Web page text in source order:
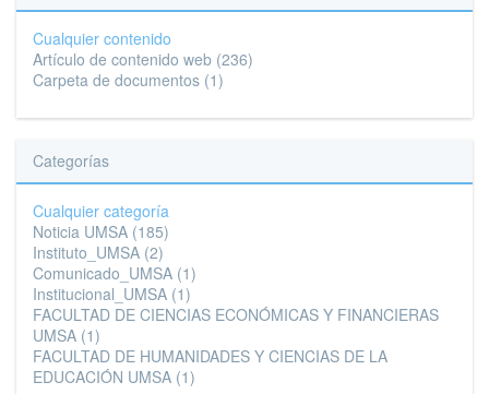
Cualquier contenido
Artículo de contenido web (236)
Carpeta de documentos (1)
Categorías
Cualquier categoría
Noticia UMSA (185)
Instituto_UMSA (2)
Comunicado_UMSA (1)
Institucional_UMSA (1)
FACULTAD DE CIENCIAS ECONÓMICAS Y FINANCIERAS
UMSA (1)
FACULTAD DE HUMANIDADES Y CIENCIAS DE LA
EDUCACIÓN UMSA (1)